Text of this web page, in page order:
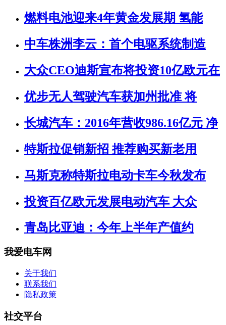
燃料电池迎来4年黄金发展期 氢能
中车株洲李云：首个电驱系统制造
大众CEO迪斯宣布将投资10亿欧元在
优步无人驾驶汽车获加州批准 将
长城汽车：2016年营收986.16亿元 净
特斯拉促销新招 推荐购买新老用
马斯克称特斯拉电动卡车今秋发布
投资百亿欧元发展电动汽车 大众
青岛比亚迪：今年上半年产值约
我爱电车网
关于我们
联系我们
隐私政策
社交平台